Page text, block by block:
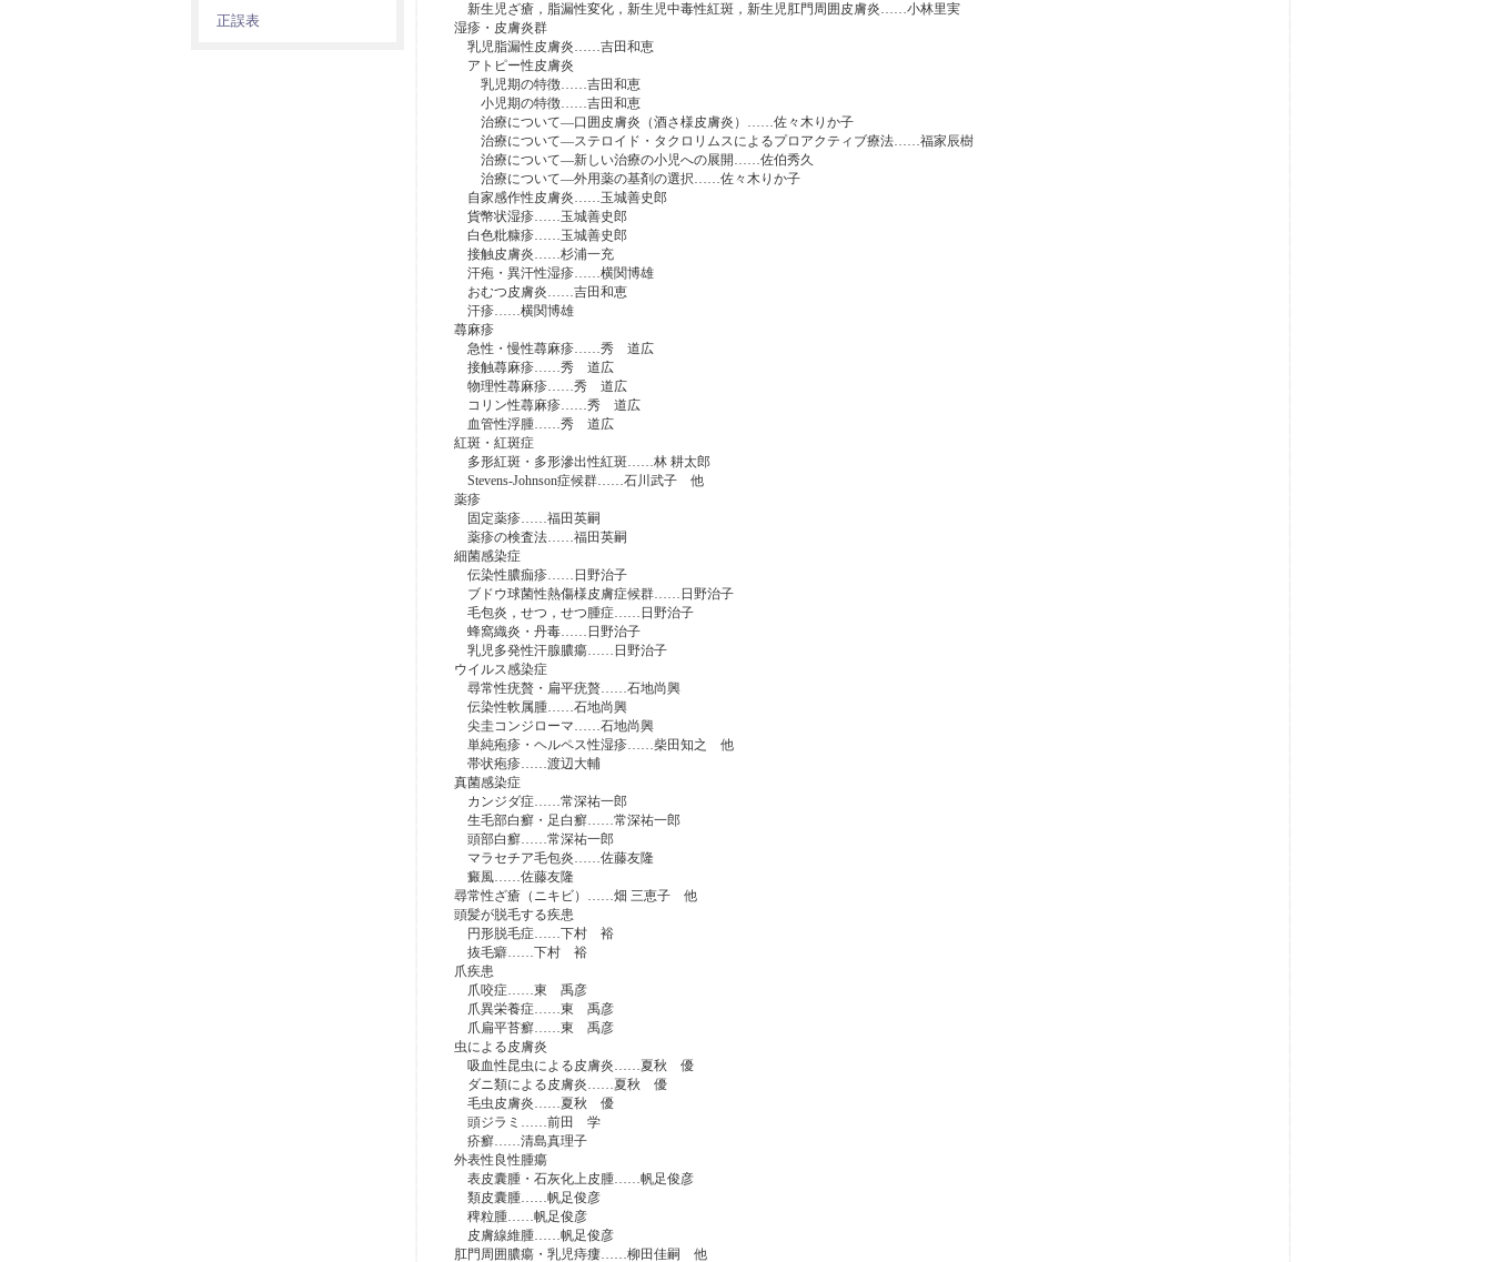
正誤表
新生児ざ瘡，脂漏性変化，新生児中毒性紅斑，新生児肛門周囲皮膚炎……小林里実
湿疹・皮膚炎群
乳児脂漏性皮膚炎……吉田和恵
アトピー性皮膚炎
乳児期の特徴……吉田和恵
小児期の特徴……吉田和恵
治療について―口囲皮膚炎（酒さ様皮膚炎）……佐々木りか子
治療について―ステロイド・タクロリムスによるプロアクティブ療法……福家辰樹
治療について―新しい治療の小児への展開……佐伯秀久
治療について―外用薬の基剤の選択……佐々木りか子
自家感作性皮膚炎……玉城善史郎
貨幣状湿疹……玉城善史郎
白色粃糠疹……玉城善史郎
接触皮膚炎……杉浦一充
汗疱・異汗性湿疹……横関博雄
おむつ皮膚炎……吉田和恵
汗疹……横関博雄
蕁麻疹
急性・慢性蕁麻疹……秀 道広
接触蕁麻疹……秀 道広
物理性蕁麻疹……秀 道広
コリン性蕁麻疹……秀 道広
血管性浮腫……秀 道広
紅斑・紅斑症
多形紅斑・多形滲出性紅斑……林 耕太郎
Stevens-Johnson症候群……石川武子 他
薬疹
固定薬疹……福田英嗣
薬疹の検査法……福田英嗣
細菌感染症
伝染性膿痂疹……日野治子
ブドウ球菌性熱傷様皮膚症候群……日野治子
毛包炎，せつ，せつ腫症……日野治子
蜂窩織炎・丹毒……日野治子
乳児多発性汗腺膿瘍……日野治子
ウイルス感染症
尋常性疣贅・扁平疣贅……石地尚興
伝染性軟属腫……石地尚興
尖圭コンジローマ……石地尚興
単純疱疹・ヘルペス性湿疹……柴田知之 他
帯状疱疹……渡辺大輔
真菌感染症
カンジダ症……常深祐一郎
生毛部白癬・足白癬……常深祐一郎
頭部白癬……常深祐一郎
マラセチア毛包炎……佐藤友隆
癜風……佐藤友隆
尋常性ざ瘡（ニキビ）……畑 三恵子 他
頭髪が脱毛する疾患
円形脱毛症……下村 裕
抜毛癖……下村 裕
爪疾患
爪咬症……東 禹彦
爪異栄養症……東 禹彦
爪扁平苔癬……東 禹彦
虫による皮膚炎
吸血性昆虫による皮膚炎……夏秋 優
ダニ類による皮膚炎……夏秋 優
毛虫皮膚炎……夏秋 優
頭ジラミ……前田 学
疥癬……清島真理子
外表性良性腫瘍
表皮囊腫・石灰化上皮腫……帆足俊彦
類皮囊腫……帆足俊彦
稗粒腫……帆足俊彦
皮膚線維腫……帆足俊彦
肛門周囲膿瘍・乳児痔瘻……柳田佳嗣 他